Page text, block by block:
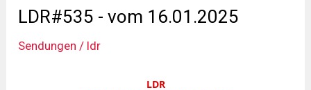
30.01.2026
LDR#535 - vom 16.01.2025
Sendungen / ldr